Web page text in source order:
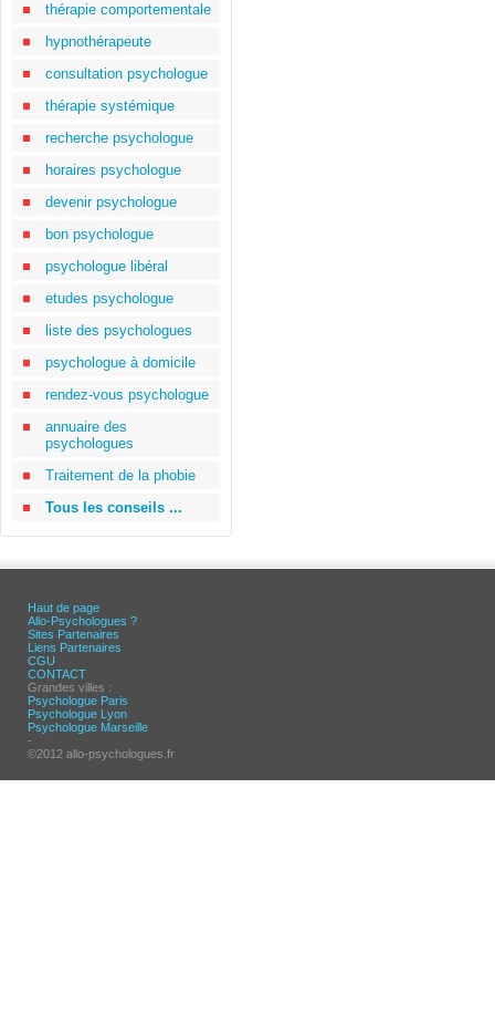
thérapie comportementale
hypnothérapeute
consultation psychologue
thérapie systémique
recherche psychologue
horaires psychologue
devenir psychologue
bon psychologue
psychologue libéral
etudes psychologue
liste des psychologues
psychologue à domicile
rendez-vous psychologue
annuaire des
psychologues
Traitement de la phobie
Tous les conseils ...
Haut de page
Allo-Psychologues ?
Sites Partenaires
Liens Partenaires
CGU
CONTACT
Grandes villes :
Psychologue Paris
Psychologue Lyon
Psychologue Marseille
-
©2012 allo-psychologues.fr